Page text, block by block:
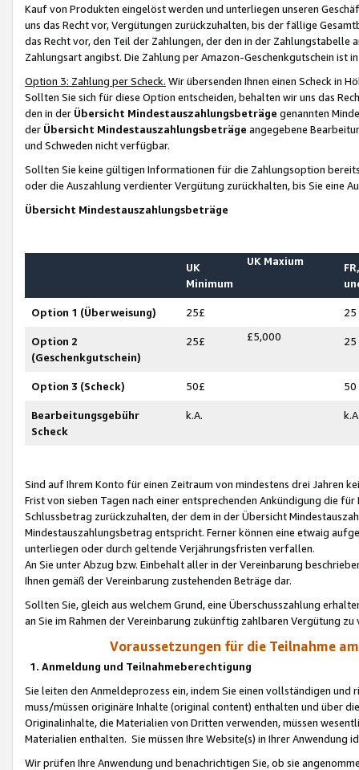
Kauf von Produkten eingelöst werden und unterliegen unseren
uns das Recht vor, Vergütungen zurückzuhalten, bis der fällige
das Recht vor, den Teil der Zahlungen, der den in der
Zahlungsart angibst. Die Zahlung per Amazon-Geschenkgutschein ist
Option 3: Zahlung per Scheck. Wir übersenden Ihnen einen Scheck in
Sollten Sie sich für diese Option entscheiden, behalten wir uns das
den in der Übersicht Mindestauszahlungsbeträge genannten
der Übersicht Mindestauszahlungsbeträge angegebene
und Schweden nicht verfügbar.
Sollten Sie keine gültigen Informationen für die Zahlungsoption
oder die Auszahlung verdienter Vergütung zurückhalten, bis Sie
Übersicht Mindestauszahlungsbeträge
UK
Minimum
UK Maxium
Option 1 (Überweisung) 25£ 25
Option 2
(Geschenkgutschein)
25£ £5,000 25
Option 3 (Scheck) 50£ 50
Bearbeitungsgebühr
Scheck
k.A.
Sind auf Ihrem Konto für einen Zeitraum von mindestens drei Jahren
Frist von sieben Tagen nach einer entsprechenden Ankündigung die
Schlussbetrag zurückzuhalten, der dem in der Übersicht
Mindestauszahlungsbetrag entspricht. Ferner können eine etwaig
unterliegen oder durch geltende Verjährungsfristen verfallen.
An Sie unter Abzug bzw. Einbehalt aller in der Vereinbarung
Ihnen gemäß der Vereinbarung zustehenden Beträge dar.
Sollten Sie, gleich aus welchem Grund, eine Überschusszahlung
an Sie im Rahmen der Vereinbarung zukünftig zahlbaren Vergütung zu
Voraussetzungen für die Teilnahme
1. Anmeldung und Teilnahmeberechtigung
Sie leiten den Anmeldeprozess ein, indem Sie einen vollständigen
muss/müssen originäre Inhalte (original content) enthalten und über
Originalinhalte, die Materialien von Dritten verwenden, müssen
Materialien enthalten. Sie müssen Ihre Website(s) in Ihrer Anwendung
Wir prüfen Ihre Anwendung und benachrichtigen Sie, ob sie